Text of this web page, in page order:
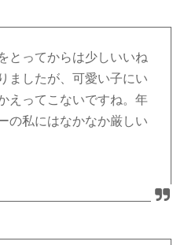
とってからは少しいいね
ましたが、可愛い子にい
えってこないですね。年
の私にはなかなか厳しい